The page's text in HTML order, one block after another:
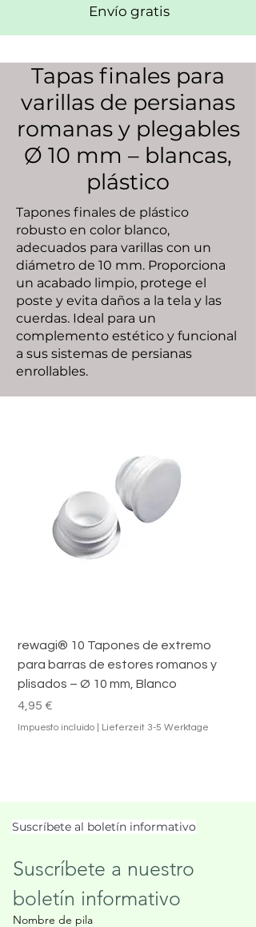
Envío gratis
Tapas finales para
varillas de persianas
romanas y plegables
Ø 10 mm – blancas,
plástico
Tapones finales de plástico
robusto en color blanco,
adecuados para varillas con un
diámetro de 10 mm. Proporciona
un acabado limpio, protege el
poste y evita daños a la tela y las
cuerdas. Ideal para un
complemento estético y funcional
a sus sistemas de persianas
enrollables.
rewagi® 10 Tapones de extremo
para barras de estores romanos y
plisados – Ø 10 mm, Blanco
Precio
4,95 €
Impuesto incluido Lieferzeit 3-5 Werktage
Suscríbete al boletín informativo
Suscríbete a nuestro
boletín informativo
Nombre de pila